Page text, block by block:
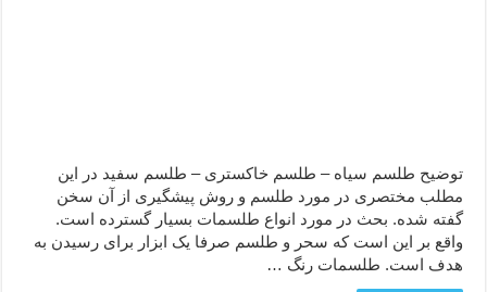
توضیح طلسم سیاه – طلسم خاکستری – طلسم سفید در این
مطلب مختصری در مورد طلسم و روش پیشگیری از آن سخن
گفته شده. بحث در مورد انواع طلسمات بسیار گسترده است.
واقع بر این است که سحر و طلسم صرفا یک ابزار برای رسیدن به
هدف است. طلسمات رنگ …